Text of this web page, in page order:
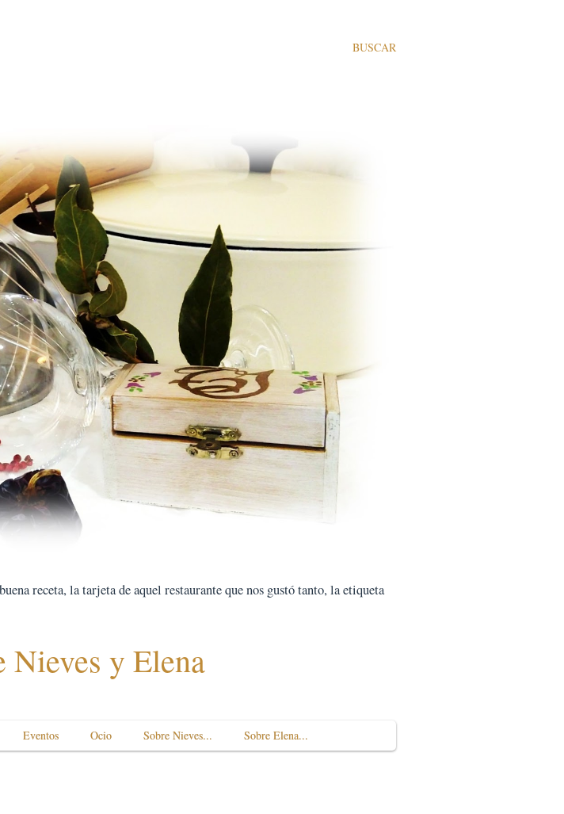
BUSCAR
receta, la tarjeta de aquel restaurante que nos gustó tanto, la etiqueta
Nieves y Elena
Eventos Ocio Sobre Nieves... Sobre Elena...